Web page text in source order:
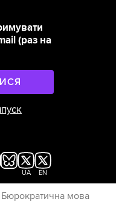
Бюрократична мова
(раз на
UA EN